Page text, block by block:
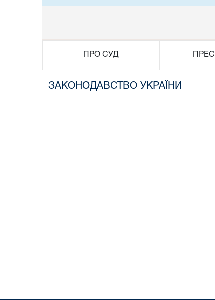
ПРО СУД
ЗАКОНОДАВСТВО УКРАЇНИ